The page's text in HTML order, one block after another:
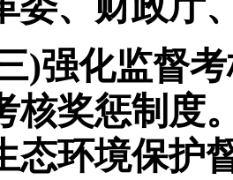
)强化监督
核奖惩制度
态环境保护